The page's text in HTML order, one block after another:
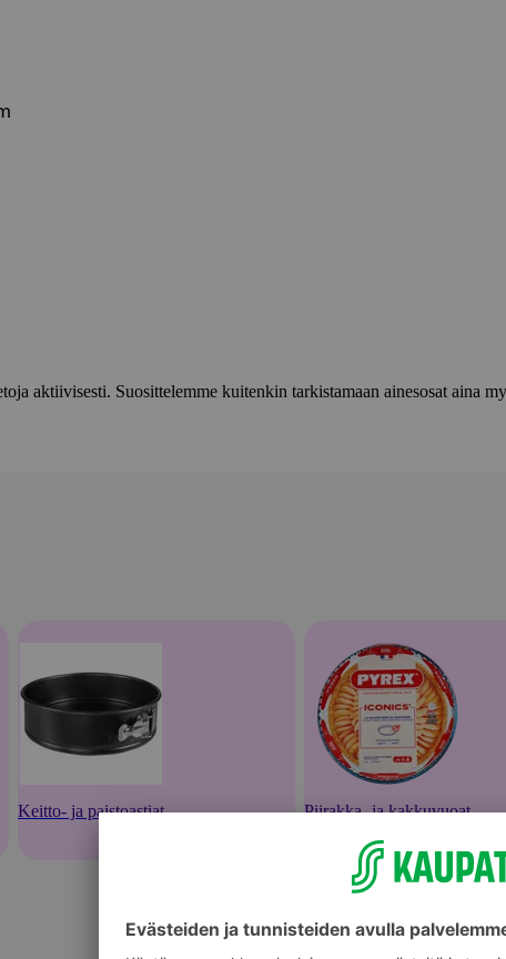
aktiivisesti. Suosittelemme kuitenkin tarkistamaan ainesosat aina
Keitto- ja paistoastiat Piirakka- ja kakkuvuoat